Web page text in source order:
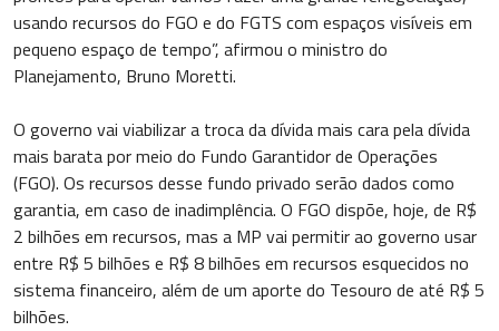
usando recursos do FGO e do FGTS com espaços visíveis em
pequeno espaço de tempo”, afirmou o ministro do
Planejamento, Bruno Moretti.
O governo vai viabilizar a troca da dívida mais cara pela dívida
mais barata por meio do Fundo Garantidor de Operações
(FGO). Os recursos desse fundo privado serão dados como
garantia, em caso de inadimplência. O FGO dispõe, hoje, de R$
2 bilhões em recursos, mas a MP vai permitir ao governo usar
entre R$ 5 bilhões e R$ 8 bilhões em recursos esquecidos no
sistema financeiro, além de um aporte do Tesouro de até R$ 5
bilhões.